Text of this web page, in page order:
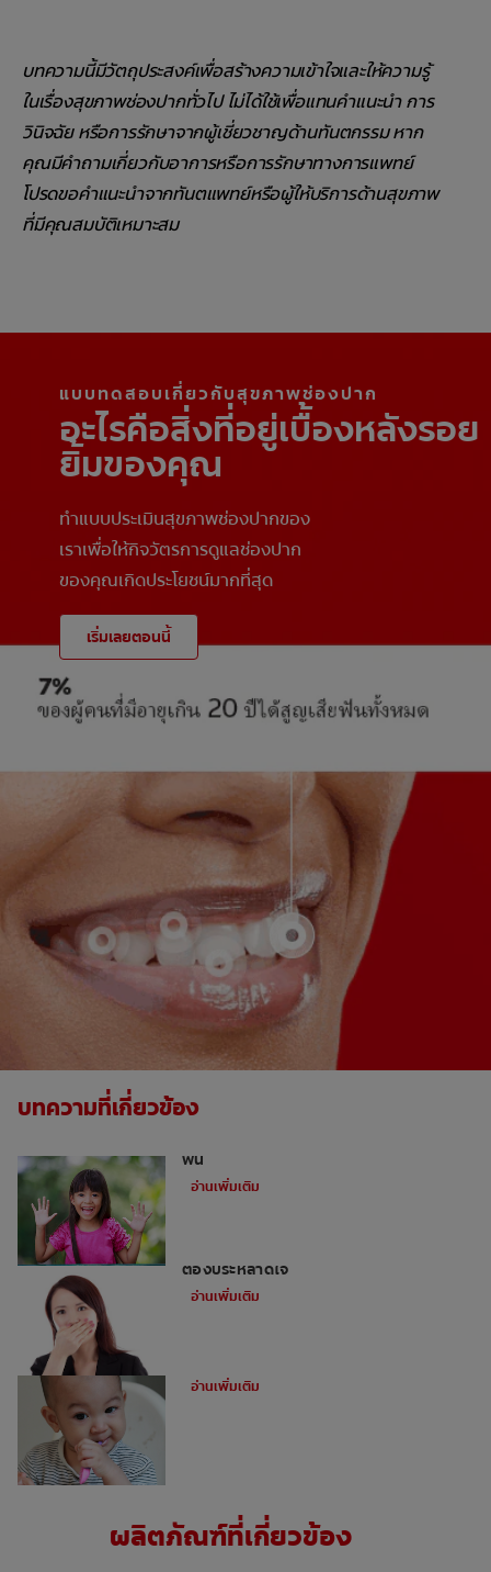
บทความนี้มีวัตถุประสงค์เพื่อสร้างความเข้าใจและให้ความรู้
ในเรื่องสุขภาพช่องปากทั่วไป ไม่ได้ใช้เพื่อแทนคำแนะนำ การ
วินิจฉัย หรือการรักษาจากผู้เชี่ยวชาญด้านทันตกรรม หาก
คุณมีคำถามเกี่ยวกับอาการหรือการรักษาทางการแพทย์
โปรดขอคำแนะนำจากทันตแพทย์หรือผู้ให้บริการด้านสุขภาพ
ที่มีคุณสมบัติเหมาะสม
แบบทดสอบเกี่ยวกับสุขภาพช่องปาก
อะไรคือสิ่งที่อยู่เบื้องหลังรอย
ยิ้มของคุณ
ทำแบบประเมินสุขภาพช่องปากของ
เราเพื่อให้กิจวัตรการดูแลช่องปาก
ของคุณเกิดประโยชน์มากที่สุด
เริ่มเลยตอนนี้
บทความที่เกี่ยวข้อง
ฟัน
อ่านเพิ่มเติม
ต้องประหลาดใจ
อ่านเพิ่มเติม
อ่านเพิ่มเติม
ผลิตภัณฑ์ที่เกี่ยวข้อง